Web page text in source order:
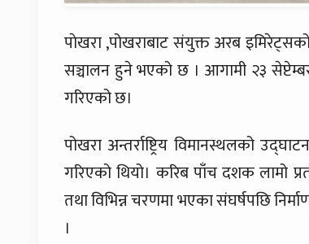
पाेखरा ,पोखराबाट संयुक्त अरब इमिरेट्सको
सञ्चालन हुने भएको छ । आगामी २३
गरिएको छ।
पोखरा अन्तर्राष्ट्रिय विमानस्थलको
गरिएको थियो। करिब पाँच दशक लामो
तथा विभिन्न चरणमा भएका संघर्षपछि
।